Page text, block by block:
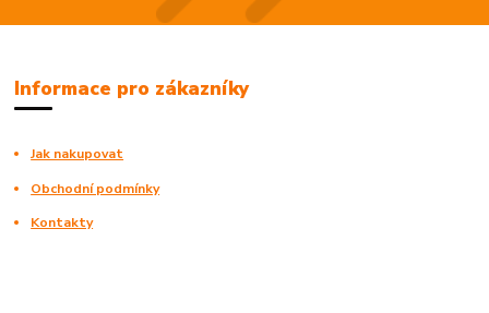
Informace pro zákazníky
Jak nakupovat
Obchodní podmínky
Kontakty